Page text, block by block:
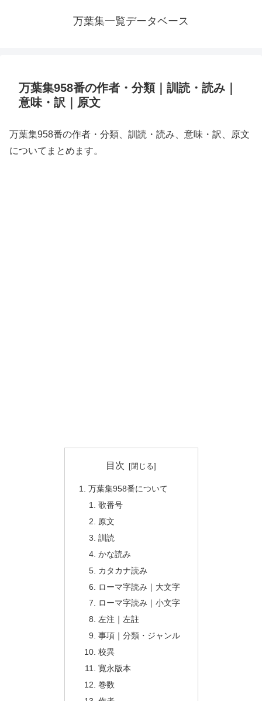
万葉集一覧データベース
万葉集958番の作者・分類｜訓読・読み｜
意味・訳｜原文
万葉集958番の作者・分類、訓読・読み、意味・訳、原文
についてまとめます。
目次
万葉集958番について
歌番号
原文
訓読
かな読み
カタカナ読み
ローマ字読み｜大文字
ローマ字読み｜小文字
左注｜左註
事項｜分類・ジャンル
校異
寛永版本
巻数